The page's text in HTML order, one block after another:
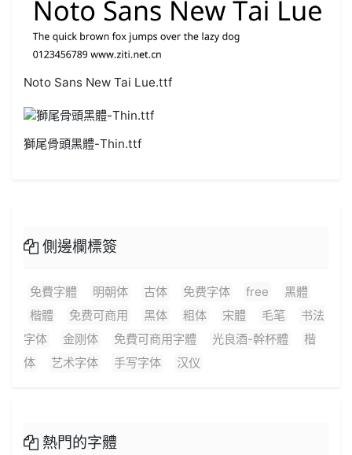
Noto Sans New Tai Lue.ttf
獅尾骨頭黑體-Thin.ttf
側邊欄標簽
免費字體 明朝体 古体 免费字体 free
黑體
楷體
免费可商用 黑体 粗体 宋體 毛笔
书法
字体
金刚体 免費可商用字體 光良酒-幹杯體
楷
体
艺术字体 手写字体 汉仪
熱門的字體